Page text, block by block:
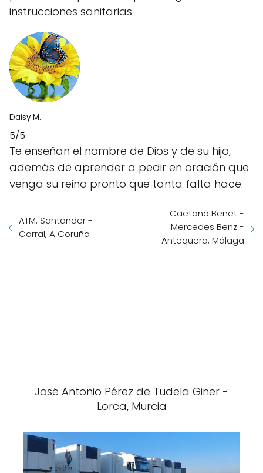
instrucciones sanitarias.
Daisy M.
5/5
Te enseñan el nombre de Dios y de su hijo,
además de aprender a pedir en oración que
venga su reino pronto que tanta falta hace.
ATM. Santander -
Carral, A Coruña
Caetano Benet -
Mercedes Benz -
Antequera, Málaga
José Antonio Pérez de Tudela Giner -
Lorca, Murcia